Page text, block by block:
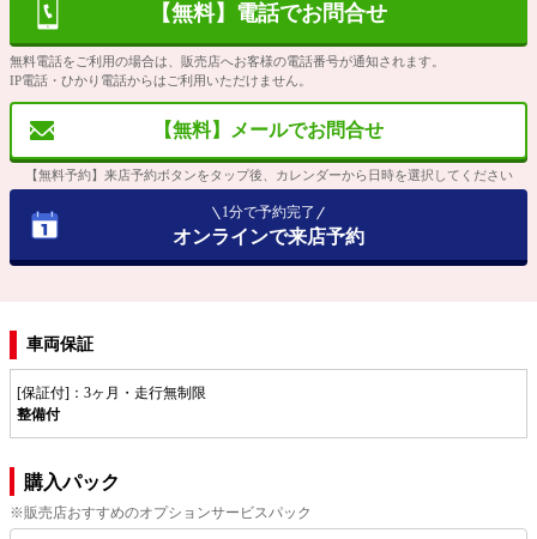
【無料】電話でお問合せ
無料電話をご利用の場合は、販売店へお客様の電話番号が通知されます。
IP電話・ひかり電話からはご利用いただけません。
【無料】メールでお問合せ
【無料予約】来店予約ボタンをタップ後、カレンダーから日時を選択してください
1分で予約完了
オンラインで来店予約
車両保証
[保証付]：3ヶ月・走行無制限
整備付
購入パック
※販売店おすすめのオプションサービスパック